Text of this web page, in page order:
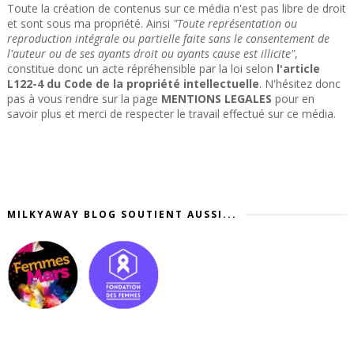
Toute la création de contenus sur ce média n'est pas libre de droit
et sont sous ma propriété. Ainsi "Toute représentation ou
reproduction intégrale ou partielle faite sans le consentement de
l'auteur ou de ses ayants droit ou ayants cause est illicite",
constitue donc un acte répréhensible par la loi selon l'article
L122-4 du Code de la propriété intellectuelle. N'hésitez donc
pas à vous rendre sur la page MENTIONS LEGALES pour en
savoir plus et merci de respecter le travail effectué sur ce média.
MILKYAWAY BLOG SOUTIENT AUSSI...